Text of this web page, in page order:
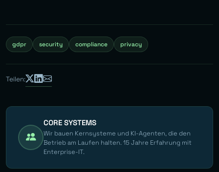
gdpr security compliance privacy
Teilen:
CORE SYSTEMS
Wir bauen Kernsysteme und KI-Agenten, die den
Betrieb am Laufen halten. 15 Jahre Erfahrung mit
Enterprise-IT.